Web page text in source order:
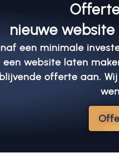
nieuwe
een minimale
een website laten
offerte aan.